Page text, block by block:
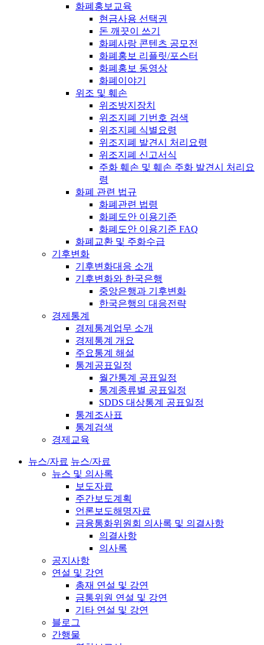
화폐홍보교육
현금사용 선택권
돈 깨끗이 쓰기
화폐사랑 콘텐츠 공모전
화폐홍보 리플릿/포스터
화폐홍보 동영상
화폐이야기
위조 및 훼손
위조방지장치
위조지폐 기번호 검색
위조지폐 식별요령
위조지폐 발견시 처리요령
위조지폐 신고서식
주화 훼손 및 훼손 주화 발견시 처리요
령
화폐 관련 법규
화폐관련 법령
화폐도안 이용기준
화폐도안 이용기준 FAQ
화폐교환 및 주화수급
기후변화
기후변화대응 소개
기후변화와 한국은행
중앙은행과 기후변화
한국은행의 대응전략
경제통계
경제통계업무 소개
경제통계 개요
주요통계 해설
통계공표일정
월간통계 공표일정
통계종류별 공표일정
SDDS 대상통계 공표일정
통계조사표
통계검색
경제교육
뉴스/자료 뉴스/자료
뉴스 및 의사록
보도자료
주간보도계획
언론보도해명자료
금융통화위원회 의사록 및 의결사항
의결사항
의사록
공지사항
연설 및 강연
총재 연설 및 강연
금통위원 연설 및 강연
기타 연설 및 강연
블로그
간행물